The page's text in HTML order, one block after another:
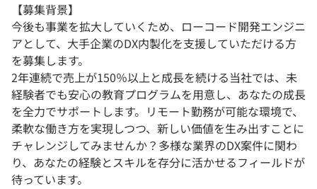
【募集背景】
今後も事業を拡大していくため、ローコード開発エンジニ
アとして、大手企業のDX内製化を支援していただける方
を募集します。
2年連続で売上が150％以上と成長を続ける当社では、未
経験者でも安心の教育プログラムを用意し、あなたの成長
を全力でサポートします。リモート勤務が可能な環境で、
柔軟な働き方を実現しつつ、新しい価値を生み出すことに
チャレンジしてみませんか？多様な業界のDX案件に関わ
り、あなたの経験とスキルを存分に活かせるフィールドが
待っています。